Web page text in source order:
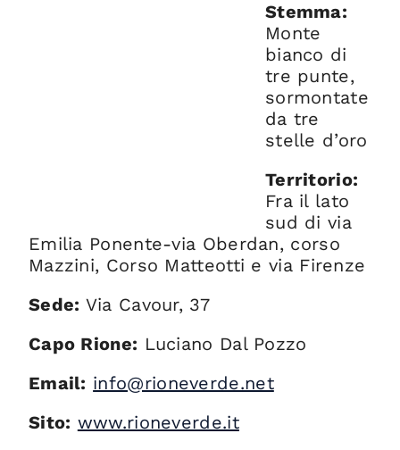
Stemma:
Monte
bianco di
tre punte,
sormontate
da tre
stelle d’oro
Territorio:
Fra il lato
sud di via
Emilia Ponente-via Oberdan, corso
Mazzini, Corso Matteotti e via Firenze
Sede: Via Cavour, 37
Capo Rione: Luciano Dal Pozzo
Email: info@rioneverde.net
Sito: www.rioneverde.it